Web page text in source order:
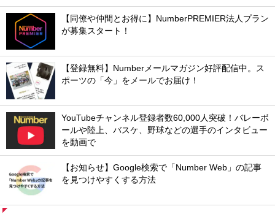
【同僚や仲間とお得に】NumberPREMIER法人プラン
が募集スタート！
【登録無料】Numberメールマガジン好評配信中。ス
ポーツの「今」をメールでお届け！
YouTubeチャンネル登録者数60,000人突破！バレーボ
ールや陸上、バスケ、野球などの選手のインタビュー
を動画で
【お知らせ】Google検索で「Number Web」の記事
を見つけやすくする方法